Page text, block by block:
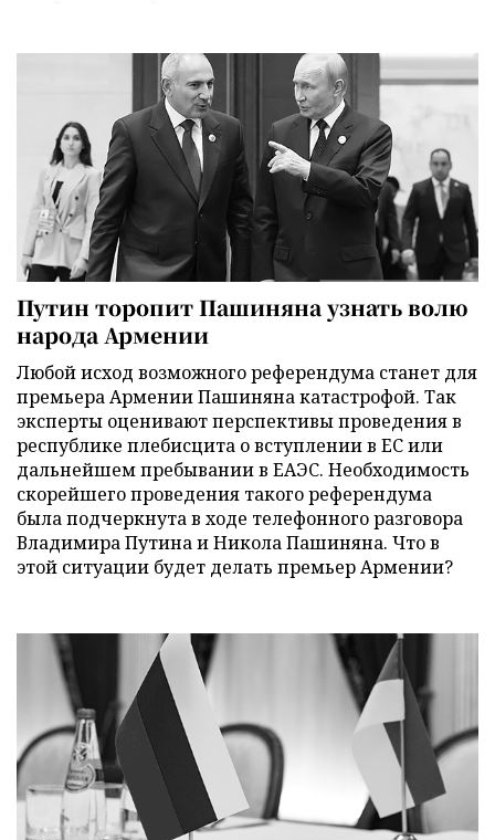
Путин торопит Пашиняна узнать волю
народа Армении
Любой исход возможного референдума станет для
премьера Армении Пашиняна катастрофой. Так
эксперты оценивают перспективы проведения в
республике плебисцита о вступлении в ЕС или
дальнейшем пребывании в ЕАЭС. Необходимость
скорейшего проведения такого референдума
была подчеркнута в ходе телефонного разговора
Владимира Путина и Никола Пашиняна. Что в
этой ситуации будет делать премьер Армении?